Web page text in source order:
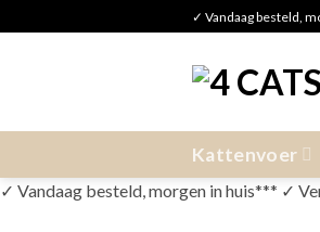
to
✓ Vandaag besteld,
Kattenvoer
✓ Vandaag besteld, morgen in huis*** ✓